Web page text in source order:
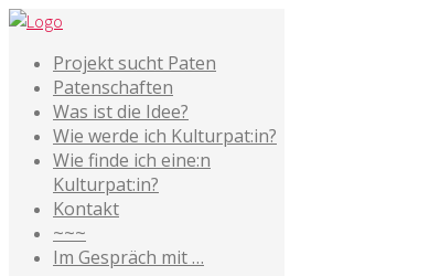
Projekt sucht Paten
Patenschaften
Was ist die Idee?
Wie werde ich Kulturpat:in?
Wie finde ich eine:n
Kulturpat:in?
Kontakt
~~~
Im Gespräch mit …